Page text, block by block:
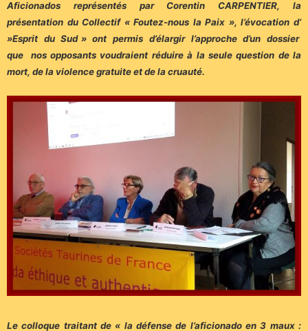
Aficionados représentés par Corentin CARPENTIER, la
présentation du Collectif « Foutez-nous la Paix », l’évocation d’
»Esprit du Sud » ont permis d’élargir l’approche d’un dossier
que nos opposants voudraient réduire à la seule question de la
mort, de la violence gratuite et de la cruauté.
Le colloque traitant de « la défense de l’aficionado en 3 maux :